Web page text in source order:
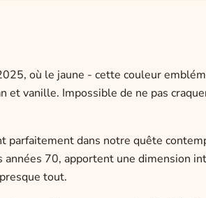
où le jaune - cette couleur
vanille. Impossible de ne pas
dans notre quête
70, apportent une dimension
tout.